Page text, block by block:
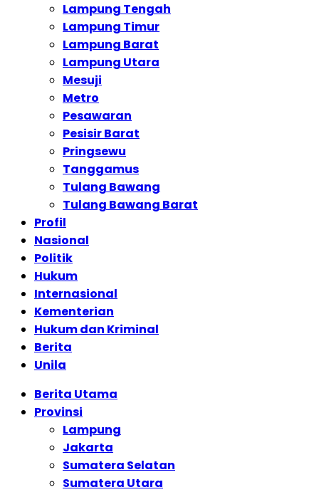
Lampung Tengah
Lampung Timur
Lampung Barat
Lampung Utara
Mesuji
Metro
Pesawaran
Pesisir Barat
Pringsewu
Tanggamus
Tulang Bawang
Tulang Bawang Barat
Profil
Nasional
Politik
Hukum
Internasional
Kementerian
Hukum dan Kriminal
Berita
Unila
Berita Utama
Provinsi
Lampung
Jakarta
Sumatera Selatan
Sumatera Utara